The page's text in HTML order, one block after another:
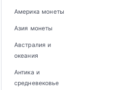
Америка монеты
Азия монеты
Австралия и
океания
Антика и
средневековье